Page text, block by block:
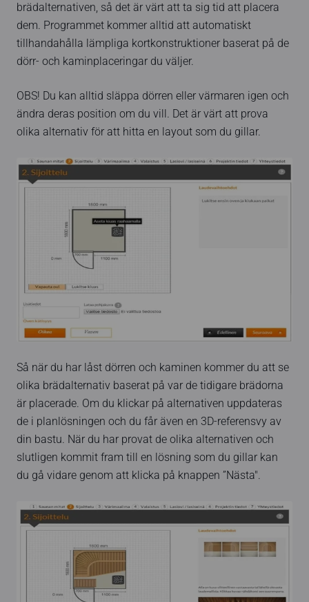
brädalternativen, så det är värt att ta sig tid att placera
dem. Programmet kommer alltid att automatiskt
tillhandahålla lämpliga kortkonstruktioner baserat på de
dörr- och kaminplaceringar du väljer.
OBS! Du kan alltid släppa dörren eller värmaren igen och
ändra deras position om du vill. Det är värt att prova
olika alternativ för att hitta en layout som du gillar.
Så när du har låst dörren och kaminen kommer du att se
olika brädalternativ baserat på var de tidigare brädorna
är placerade. Om du klickar på alternativen uppdateras
de i planlösningen och du får även en 3D-referensvy av
din bastu. När du har provat de olika alternativen och
slutligen kommit fram till en lösning som du gillar kan
du gå vidare genom att klicka på knappen ”Nästa".